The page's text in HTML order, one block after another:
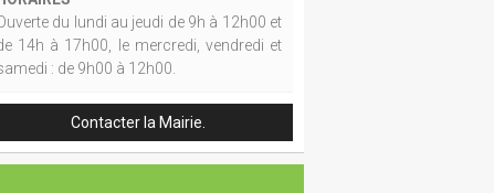
du lundi au jeudi de 9h à 12h00 et
14h à 17h00, le mercredi, vendredi et
: de 9h00 à 12h00.
Contacter la Mairie.